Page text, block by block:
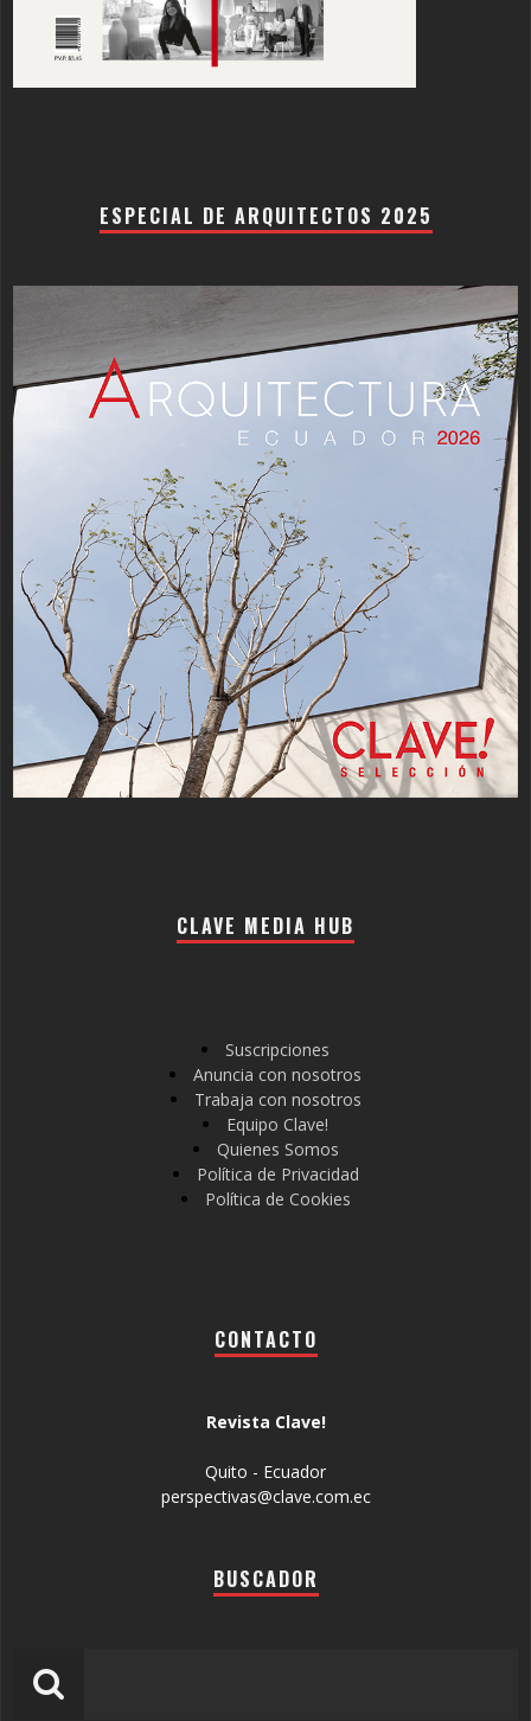
ESPECIAL DE ARQUITECTOS 2025
CLAVE MEDIA HUB
Suscripciones
Anuncia con nosotros
Trabaja con nosotros
Equipo Clave!
Quienes Somos
Política de Privacidad
Política de Cookies
CONTACTO
Revista Clave!
Quito - Ecuador
perspectivas@clave.com.ec
BUSCADOR